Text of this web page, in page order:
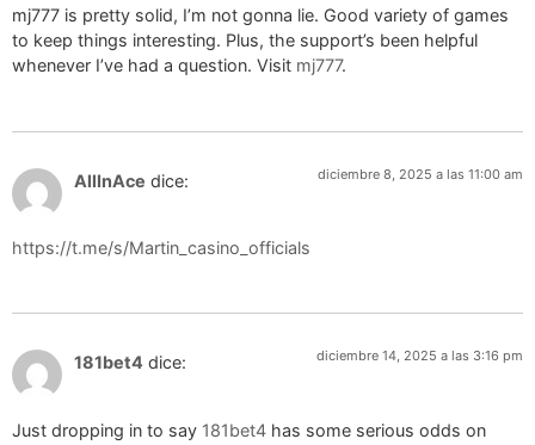
mj777 is pretty solid, I’m not gonna lie. Good variety of games
to keep things interesting. Plus, the support’s been helpful
whenever I’ve had a question. Visit mj777.
AllInAce dice: diciembre 8, 2025 a las 11:00 am
https://t.me/s/Martin_casino_officials
181bet4 dice: diciembre 14, 2025 a las 3:16 pm
Just dropping in to say 181bet4 has some serious odds on